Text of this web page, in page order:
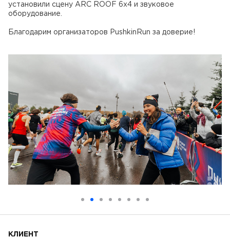
установили сцену ARC ROOF 6x4 и звуковое
оборудование.
Благодарим организаторов PushkinRun за доверие!
КЛИЕНТ